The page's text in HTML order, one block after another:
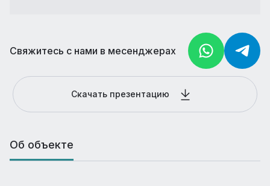
Свяжитесь с нами в месенджерах
Скачать презентацию
Об объекте